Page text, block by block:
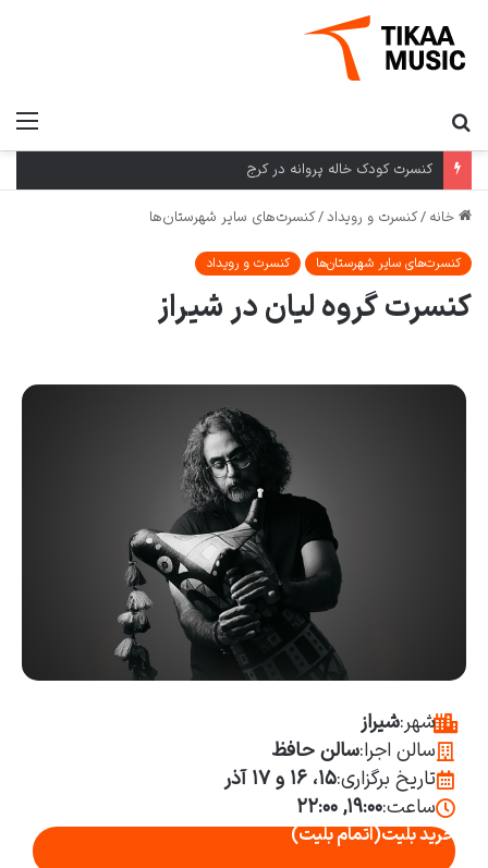
کنسرت کودک خاله پروانه در کرج
خانه /کنسرت و رویداد/کنسرت‌های سایر شهرستان‌ها
کنسرت‌های سایر شهرستان‌ها کنسرت و رویداد
کنسرت گروه لیان در شیراز
شهر:شیراز
سالن اجرا:سالن حافظ
تاریخ برگزاری:۱۵، ۱۶ و ۱۷ آذر
ساعت:۱۹:۰۰, ۲۲:۰۰
خرید بلیت(اتمام بلیت)